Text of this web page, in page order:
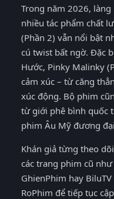
Trong năm 2026,
nhiều tác phẩm chất
(Phần 2) vẫn nổi bật
cú twist bất ngờ. Đặc
Hước, Pinky Malinky
cảm xúc – từ căng
xúc động. Bộ phim
từ giới phê bình quốc
phim Âu Mỹ đương
Khán giả từng theo
các trang phim cũ
GhienPhim hay
RoPhim để tiếp tục